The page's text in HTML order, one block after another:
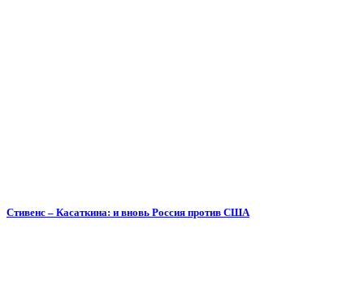
Стивенс – Касаткина: и вновь Россия против США